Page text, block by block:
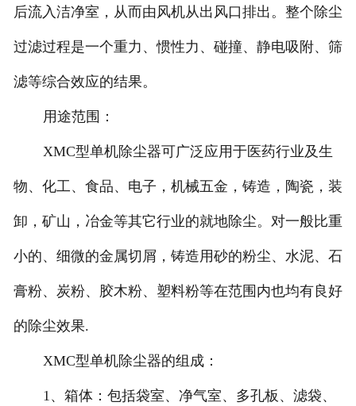
后流入洁净室，从而由风机从出风口排出。整个除尘
过滤过程是一个重力、惯性力、碰撞、静电吸附、筛
滤等综合效应的结果。
用途范围：
XMC型单机除尘器可广泛应用于医药行业及生
物、化工、食品、电子，机械五金，铸造，陶瓷，装
卸，矿山，冶金等其它行业的就地除尘。对一般比重
小的、细微的金属切屑，铸造用砂的粉尘、水泥、石
膏粉、炭粉、胶木粉、塑料粉等在范围内也均有良好
的除尘效果.
XMC型单机除尘器的组成：
1、箱体：包括袋室、净气室、多孔板、滤袋、